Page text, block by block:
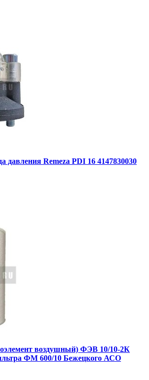
давления Remeza PDI 16 4147830030
воздушный) ФЭВ 10/10-2К
ФМ 600/10 Бежецкого АСО